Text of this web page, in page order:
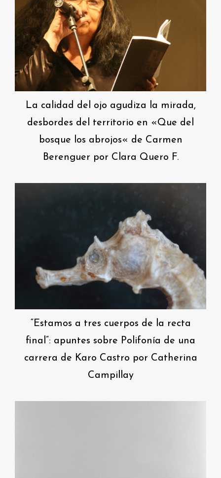
La calidad del ojo agudiza la mirada,
desbordes del territorio en «Que del
bosque los abrojos« de Carmen
Berenguer por Clara Quero F.
“Estamos a tres cuerpos de la recta
final”: apuntes sobre Polifonía de una
carrera de Karo Castro por Catherina
Campillay